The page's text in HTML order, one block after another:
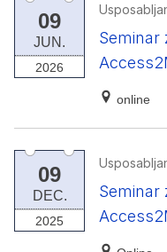
09
JUN.
2026
Seminar
online
09
DEC.
2025
Seminar